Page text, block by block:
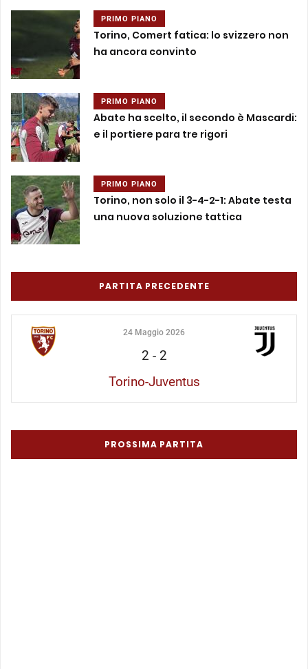
PRIMO PIANO
Torino, Comert fatica: lo svizzero non
ha ancora convinto
PRIMO PIANO
Abate ha scelto, il secondo è Mascardi:
e il portiere para tre rigori
PRIMO PIANO
Torino, non solo il 3-4-2-1: Abate testa
una nuova soluzione tattica
PARTITA PRECEDENTE
24 Maggio 2026
2 - 2
Torino-Juventus
PROSSIMA PARTITA